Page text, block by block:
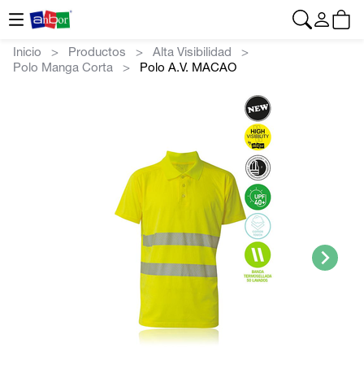
Inicio Productos
Alta Visibilidad
Polo Manga Corta
Polo A.V. MACAO
>